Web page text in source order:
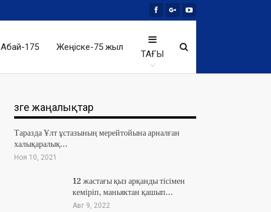
Абай-175 Жеңіске-75 жыл
ТАҒЫ
Өзге жаңалықтар
Таразда Ұлт ұстазының мерейтойына арналған
халықаралық…
Ноя 10, 2021
12 жастағы қыз арқанды тісімен
кеміріп, маньяктан қашып…
Авг 9, 2022